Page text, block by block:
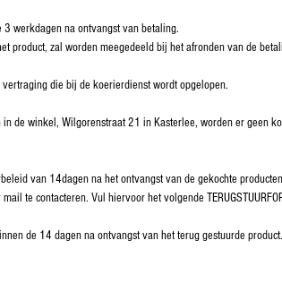
werkdagen na ontvangst van betaling.
product, zal worden meegedeeld bij het afronden van de
die bij de koerierdienst wordt opgelopen.
de winkel, Wilgorenstraat 21 in Kasterlee, worden er geen
van 14dagen na het ontvangst van de gekochte
te contacteren. Vul hiervoor het volgende
de 14 dagen na ontvangst van het terug gestuurde